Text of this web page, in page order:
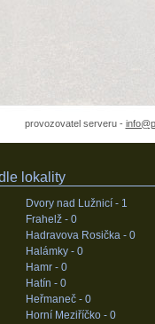
provozovatel serveru -
lokality
Dvory nad Lužnicí - 1
Frahelž - 0
Hadravova Rosička - 0
Halámky - 0
Hamr - 0
Hatín - 0
Heřmaneč - 0
Horní Meziříčko - 0